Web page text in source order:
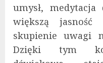
umysł,
większą jasność
skupienie uwagi
Dzięki tym